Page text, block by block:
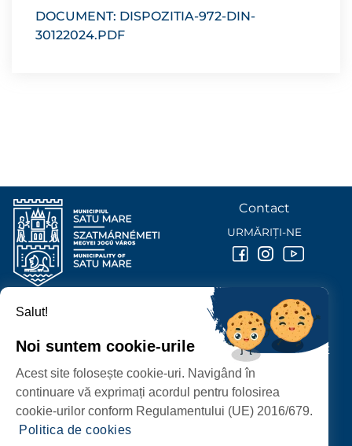
DOCUMENT: DISPOZITIA-972-DIN-
30122024.PDF
PROTECȚIA DATELOR PERSONALE
PRIMĂRIA MUNICIPIULUI
P-ȚA 25 OCTOMBRIE, NR. 1 CORP M, 440026 SATU MARE
Contact
URMĂRIȚI-NE
Salut!
Noi suntem cookie-urile
Acest site folosește cookie-uri. Navigând în
continuare vă exprimați acordul pentru folosirea
cookie-urilor conform Regulamentului (UE) 2016/679.
Politica de cookies